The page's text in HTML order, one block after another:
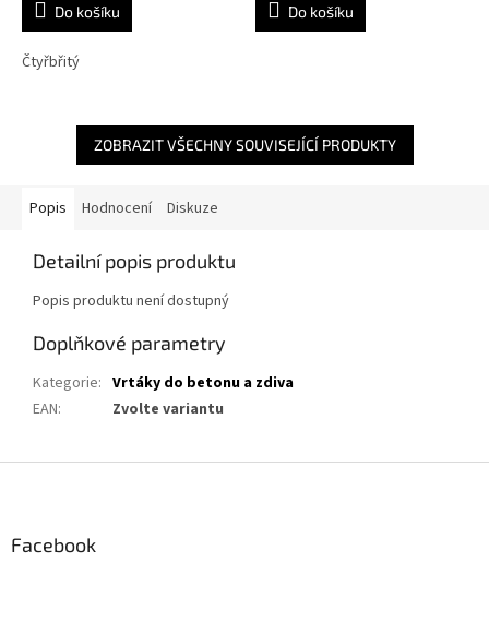
Do košíku
Čtyřbřitý
Do košíku
ZOBRAZIT VŠECHNY SOUVISEJÍCÍ PRODUKTY
Popis Hodnocení Diskuze
Detailní popis produktu
Popis produktu není dostupný
Doplňkové parametry
Kategorie: Vrtáky do betonu a zdiva
EAN: Zvolte variantu
Facebook